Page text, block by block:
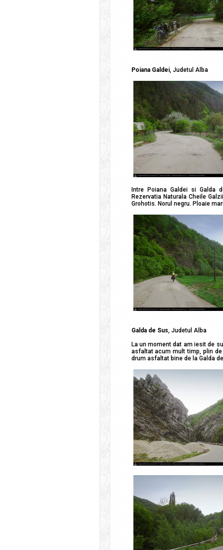
Poiana Galdei, Judetul Alba
Intre Poiana Galdei si Galda
Rezervatia Naturala Cheile
Grohotis. Norul negru. Ploaie
Galda de Sus, Judetul Alba
La un moment dat am iesit de
asfaltat acum mult timp, plin
drum asfaltat bine de la Galda